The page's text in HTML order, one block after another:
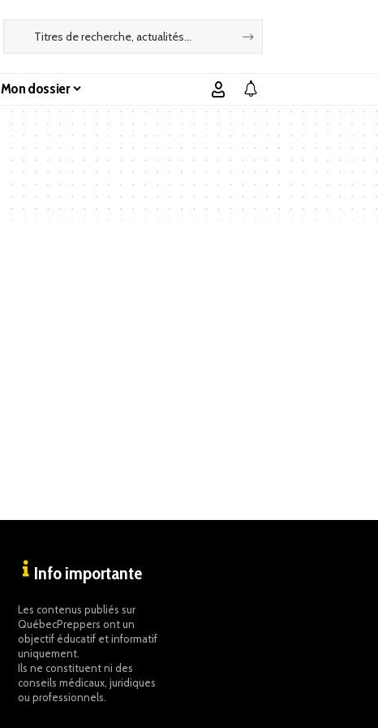
Mon dossier
Info importante
Les contenus publiés sur
QuébecPreppers ont un
objectif éducatif et informatif
uniquement.
Ils ne constituent ni des
conseils médicaux, juridiques
ou professionnels.